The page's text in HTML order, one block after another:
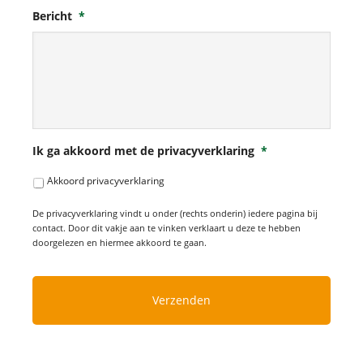
Bericht *
Ik ga akkoord met de privacyverklaring *
Akkoord privacyverklaring
De privacyverklaring vindt u onder (rechts onderin) iedere pagina bij
contact. Door dit vakje aan te vinken verklaart u deze te hebben
doorgelezen en hiermee akkoord te gaan.